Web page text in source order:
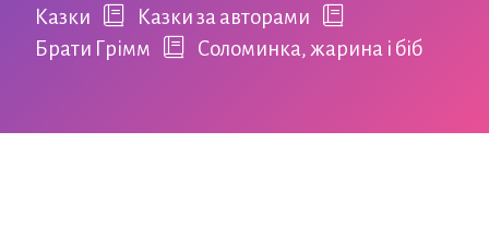
Казки
Казки за авторами
Брати Грімм
Соломинка, жарина і біб